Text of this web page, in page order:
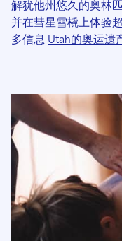
解犹他州悠久的奥林
并在彗星雪橇上体验
多信息 Utah的奥运遗